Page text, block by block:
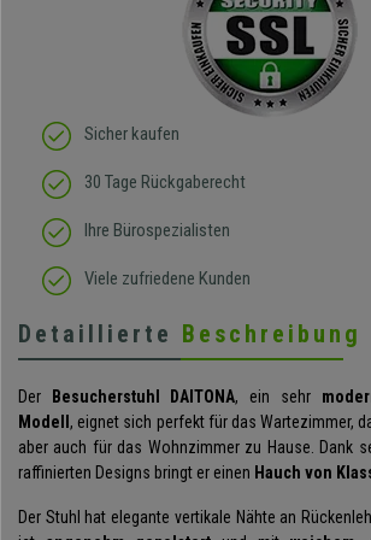
Art
sich
Sicher kaufen
30 Tage Rückgaberecht
Ihre Bürospezialisten
Viele zufriedene Kunden
Detaillierte Beschreibung
Der Besucherstuhl DAITONA, ein sehr
Modell , eignet sich perfekt für das Wartezimmer,
aber auch für das Wohnzimmer zu Hause. Dank
raffinierten Designs bringt er einen Hauch von
Der Stuhl hat elegante vertikale Nähte an